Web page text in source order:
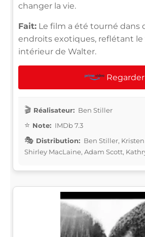
changer la vie.
Fait: Le film a été tourné dans
endroits exotiques, reflétant le
intérieur de Walter.
Regarder
Réalisateur: Ben Stiller
Note: IMDb 7.3
Distribution: Ben Stiller,
Shirley MacLaine, Adam Scott,